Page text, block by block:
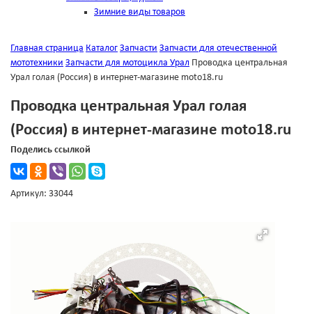
Зимние виды товаров
Главная страница Каталог Запчасти Запчасти для отечественной
мототехники Запчасти для мотоцикла Урал Проводка центральная
Урал голая (Россия) в интернет-магазине moto18.ru
Проводка центральная Урал голая
(Россия) в интернет-магазине moto18.ru
Поделись ссылкой
Артикул: 33044